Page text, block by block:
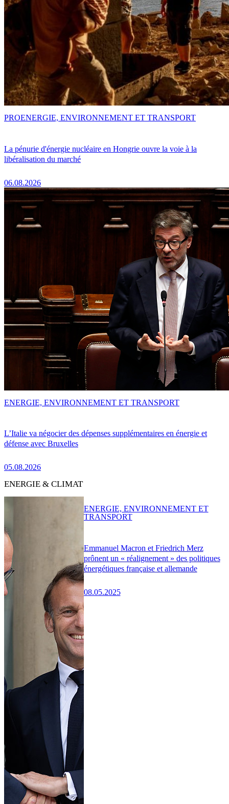
La pénurie d'énergie nucléaire en Hongrie ouvre la voie à la
libéralisation du marché
06.08.2026
PROENERGIE, ENVIRONNEMENT ET TRANSPORT
L’Italie va négocier des dépenses supplémentaires en énergie et
défense avec Bruxelles
05.08.2026
ENERGIE, ENVIRONNEMENT ET TRANSPORT
ENERGIE & CLIMAT
Emmanuel Macron et Friedrich Merz
prônent un « réalignement » des politiques
énergétiques française et allemande
08.05.2025
ENERGIE, ENVIRONNEMENT ET
TRANSPORT